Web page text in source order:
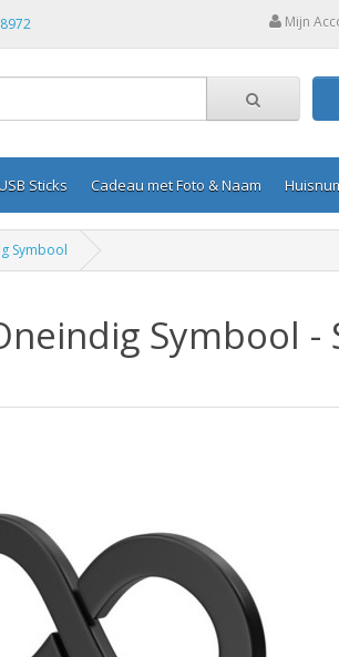
Mijn
Sticks Cadeau met Foto & Naam
Symbool
Symbool